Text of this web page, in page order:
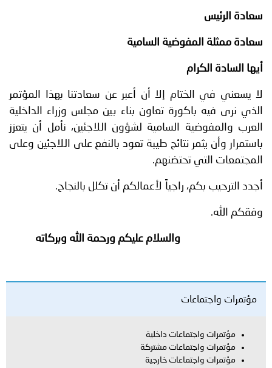
سعادة الرئيس
سعادة ممثلة المفوضية السامية
أيها السادة الكرام
لا يسعني في الختام إلا أن أعبر عن سعادتنا بهذا المؤتمر
الذي نرى فيه باكورة تعاون بناء بين مجلس وزراء الداخلية
العرب والمفوضية السامية لشؤون اللاجئين، نأمل أن يتعزز
باستمرار وأن يثمر نتائج طيبة تعود بالنفع على اللاجئين وعلى
المجتمعات التي تحتضنهم.
أجدد الترحيب بكم، راجياً لأعمالكم أن تكلل بالنجاح.
وفقكم الله.
والسلام عليكم ورحمة الله وبركاته
مؤتمرات واجتماعات
مؤتمرات واجتماعات داخلية
مؤتمرات واجتماعات مشتركة
مؤتمرات واجتماعات خارجية